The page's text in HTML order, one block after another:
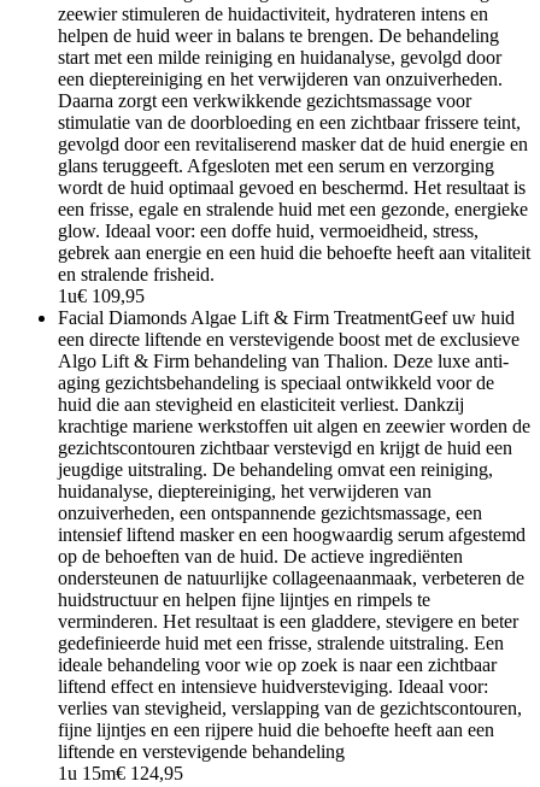
zeewier stimuleren de huidactiviteit, hydrateren intens en
helpen de huid weer in balans te brengen. De behandeling
start met een milde reiniging en huidanalyse, gevolgd door
een dieptereiniging en het verwijderen van onzuiverheden.
Daarna zorgt een verkwikkende gezichtsmassage voor
stimulatie van de doorbloeding en een zichtbaar frissere teint,
gevolgd door een revitaliserend masker dat de huid energie en
glans teruggeeft. Afgesloten met een serum en verzorging
wordt de huid optimaal gevoed en beschermd. Het resultaat is
een frisse, egale en stralende huid met een gezonde, energieke
glow. Ideaal voor: een doffe huid, vermoeidheid, stress,
gebrek aan energie en een huid die behoefte heeft aan vitaliteit
en stralende frisheid.
1u€ 109,95
Facial Diamonds Algae Lift & Firm TreatmentGeef uw huid
een directe liftende en verstevigende boost met de exclusieve
Algo Lift & Firm behandeling van Thalion. Deze luxe anti-
aging gezichtsbehandeling is speciaal ontwikkeld voor de
huid die aan stevigheid en elasticiteit verliest. Dankzij
krachtige mariene werkstoffen uit algen en zeewier worden de
gezichtscontouren zichtbaar verstevigd en krijgt de huid een
jeugdige uitstraling. De behandeling omvat een reiniging,
huidanalyse, dieptereiniging, het verwijderen van
onzuiverheden, een ontspannende gezichtsmassage, een
intensief liftend masker en een hoogwaardig serum afgestemd
op de behoeften van de huid. De actieve ingrediënten
ondersteunen de natuurlijke collageenaanmaak, verbeteren de
huidstructuur en helpen fijne lijntjes en rimpels te
verminderen. Het resultaat is een gladdere, stevigere en beter
gedefinieerde huid met een frisse, stralende uitstraling. Een
ideale behandeling voor wie op zoek is naar een zichtbaar
liftend effect en intensieve huidversteviging. Ideaal voor:
verlies van stevigheid, verslapping van de gezichtscontouren,
fijne lijntjes en een rijpere huid die behoefte heeft aan een
liftende en verstevigende behandeling
1u 15m€ 124,95